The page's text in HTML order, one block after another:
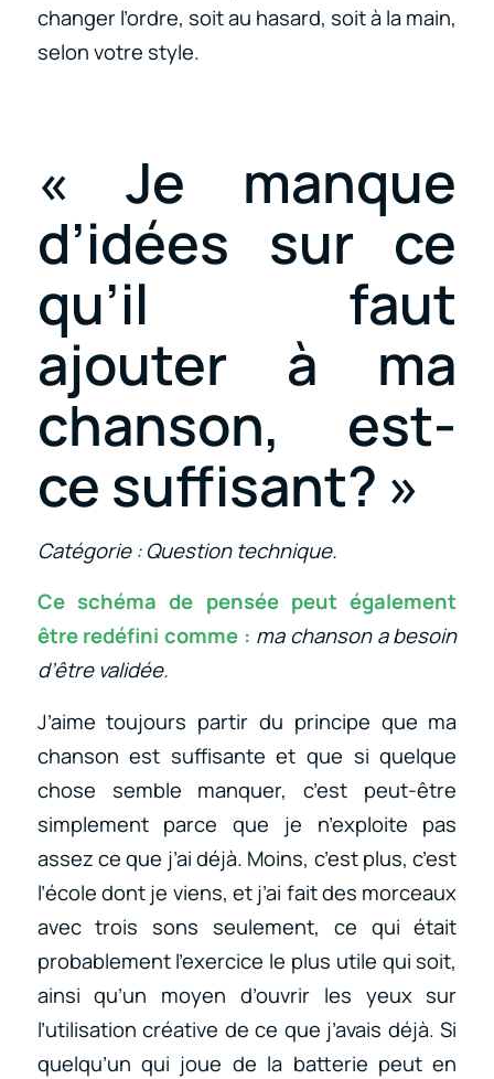
changer l’ordre, soit au hasard, soit à la main,
selon votre style.
« Je manque
d’idées sur ce
qu’il faut
ajouter à ma
chanson, est-
ce suffisant? »
Catégorie : Question technique.
Ce schéma de pensée peut également
être redéfini comme : ma chanson a besoin
d’être validée.
J’aime toujours partir du principe que ma
chanson est suffisante et que si quelque
chose semble manquer, c’est peut-être
simplement parce que je n’exploite pas
assez ce que j’ai déjà. Moins, c’est plus, c’est
l’école dont je viens, et j’ai fait des morceaux
avec trois sons seulement, ce qui était
probablement l’exercice le plus utile qui soit,
ainsi qu’un moyen d’ouvrir les yeux sur
l’utilisation créative de ce que j’avais déjà. Si
quelqu’un qui joue de la batterie peut en